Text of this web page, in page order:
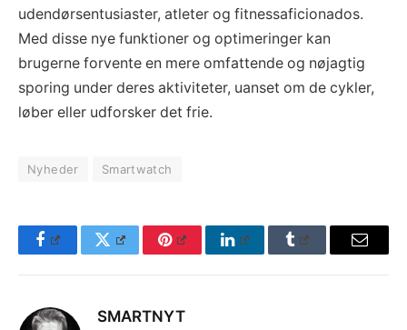
udendørsentusiaster, atleter og fitnessaficionados.
Med disse nye funktioner og optimeringer kan
brugerne forvente en mere omfattende og nøjagtig
sporing under deres aktiviteter, uanset om de cykler,
løber eller udforsker det frie.
Nyheder Smartwatch
FacebookTwitter Pinterest LinkedInTumblr Email
SMARTNYT